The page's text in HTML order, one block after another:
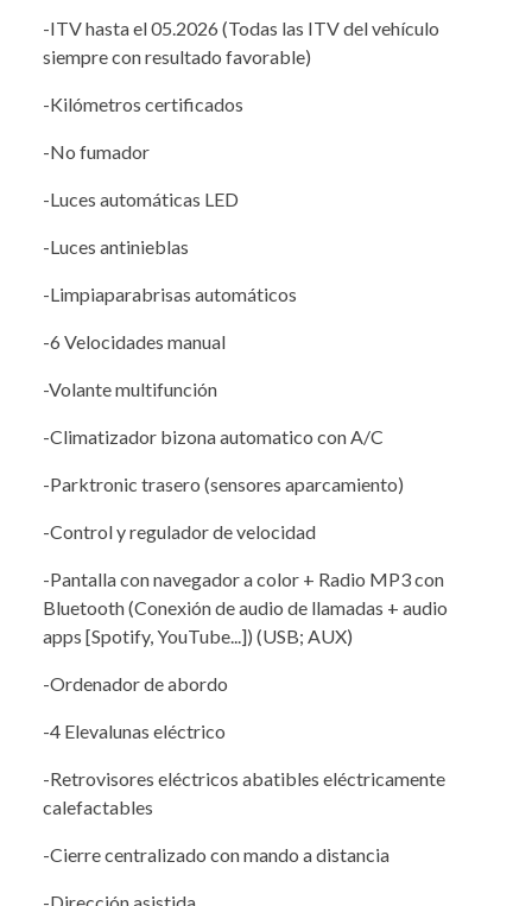
-ITV hasta el 05.2026 (Todas las ITV del vehículo
siempre con resultado favorable)
-Kilómetros certificados
-No fumador
-Luces automáticas LED
-Luces antinieblas
-Limpiaparabrisas automáticos
-6 Velocidades manual
-Volante multifunción
-Climatizador bizona automatico con A/C
-Parktronic trasero (sensores aparcamiento)
-Control y regulador de velocidad
-Pantalla con navegador a color + Radio MP3 con
Bluetooth (Conexión de audio de llamadas + audio
apps [Spotify, YouTube...]) (USB; AUX)
-Ordenador de abordo
-4 Elevalunas eléctrico
-Retrovisores eléctricos abatibles eléctricamente
calefactables
-Cierre centralizado con mando a distancia
-Dirección asistida